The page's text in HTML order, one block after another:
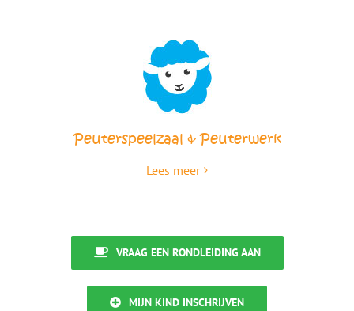
Peuterspeelzaal & Peuterwerk
Lees meer
VRAAG EEN RONDLEIDING AAN
MIJN KIND INSCHRIJVEN